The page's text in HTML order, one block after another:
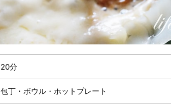
20分
包丁・ボウル・ホットプレート